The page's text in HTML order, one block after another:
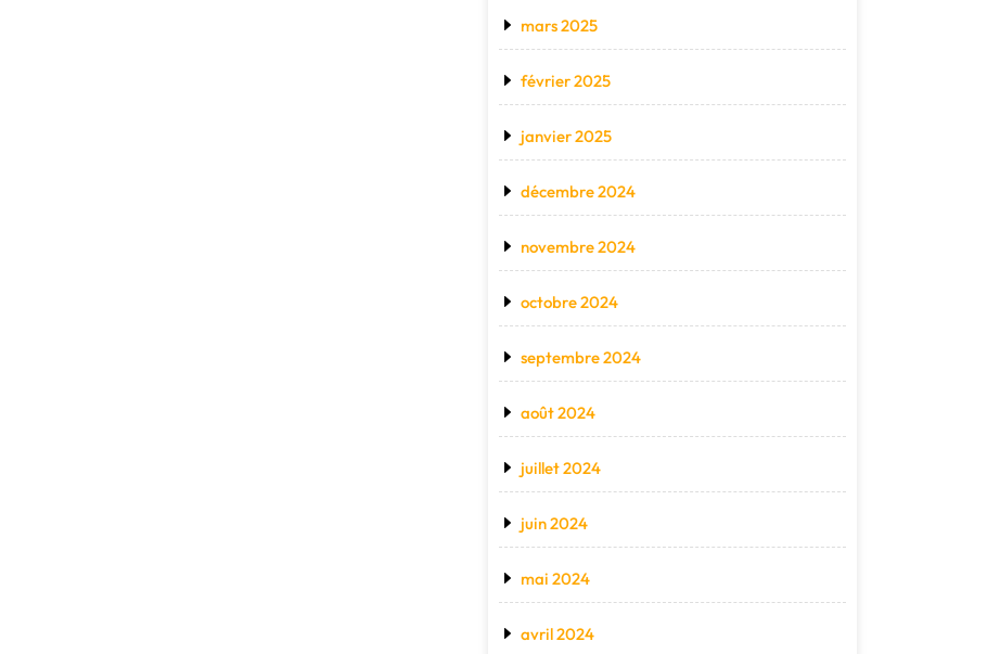
mars 2025
février 2025
janvier 2025
décembre 2024
novembre 2024
octobre 2024
septembre 2024
août 2024
juillet 2024
juin 2024
mai 2024
avril 2024